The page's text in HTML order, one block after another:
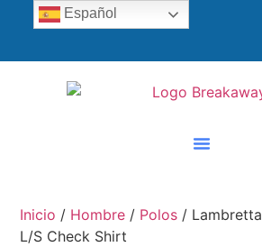
Inicio / Hombre / Polos / Lambretta
L/S Check Shirt
Español